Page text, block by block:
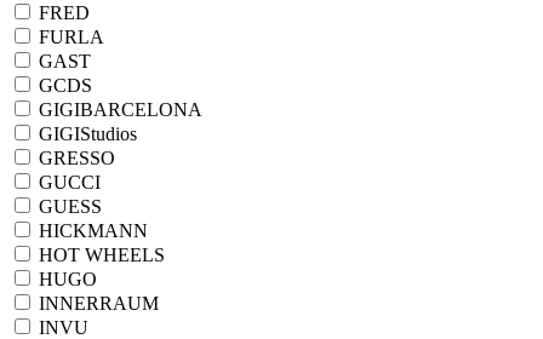
FRED
FURLA
GAST
GCDS
GIGIBARCELONA
GIGIStudios
GRESSO
GUCCI
GUESS
HICKMANN
HOT WHEELS
HUGO
INNERRAUM
INVU